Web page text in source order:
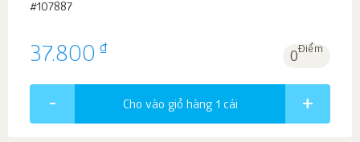
#107887
37.800 ₫ 0Điểm
Cho vào giỏ hàng 1 cái